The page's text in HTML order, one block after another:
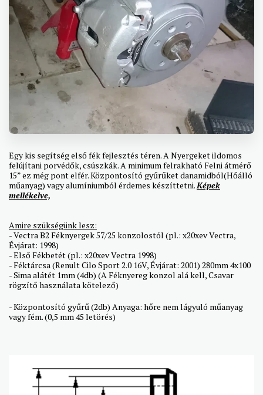
Egy kis segítség első fék fejlesztés téren. A Nyergeket ildomos
felújítani porvédők, csúszkák. A minimum felrakható Felni átmérő
15” ez még pont elfér. Központosító gyűrűket danamidból(Hőálló
műanyag) vagy alumíniumból érdemes készíttetni.Képek
mellékelve,
Amire szükségünk lesz:
- Vectra B2 Féknyergek 57/25 konzolostól (pl.: x20xev Vectra,
Évjárat: 1998)
- Első Fékbetét (pl.: x20xev Vectra 1998)
- Féktárcsa (Renult Cilo Sport 2.0 16V, Évjárat: 2001) 280mm 4x100
- Sima alátét 1mm (4db) (A Féknyereg konzol alá kell, Csavar
rögzítő használata kötelező)
- Központosító gyűrű (2db) Anyaga: hőre nem lágyuló műanyag
vagy fém. (0,5 mm 45 letörés)